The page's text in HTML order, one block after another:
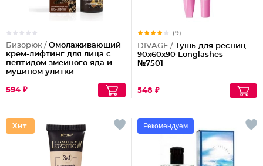
Бизорюк / Омолаживающий
крем-лифтинг для лица с
пептидом змеиного яда и
муцином улитки
594 ₽
(9)
DIVAGE / Тушь для ресниц
90x60x90 Longlashes
№7501
548 ₽
Рекомендуем